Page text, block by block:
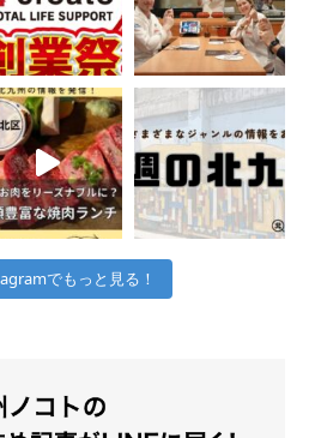
でもっと見る！